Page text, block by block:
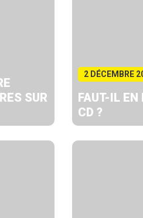
SUR
2 DÉCEMBRE
FAUT-IL EN
CD ?